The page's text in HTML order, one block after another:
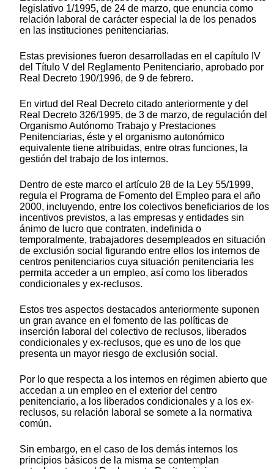
legislativo 1/1995, de 24 de marzo, que enuncia como
relación laboral de carácter especial la de los penados
en las instituciones penitenciarias.
Estas previsiones fueron desarrolladas en el capítulo IV
del Título V del Reglamento Penitenciario, aprobado por
Real Decreto 190/1996, de 9 de febrero.
En virtud del Real Decreto citado anteriormente y del
Real Decreto 326/1995, de 3 de marzo, de regulación del
Organismo Autónomo Trabajo y Prestaciones
Penitenciarias, éste y el organismo autonómico
equivalente tiene atribuidas, entre otras funciones, la
gestión del trabajo de los internos.
Dentro de este marco el artículo 28 de la Ley 55/1999,
regula el Programa de Fomento del Empleo para el año
2000, incluyendo, entre los colectivos beneficiarios de los
incentivos previstos, a las empresas y entidades sin
ánimo de lucro que contraten, indefinida o
temporalmente, trabajadores desempleados en situación
de exclusión social figurando entre ellos los internos de
centros penitenciarios cuya situación penitenciaria les
permita acceder a un empleo, así como los liberados
condicionales y ex-reclusos.
Estos tres aspectos destacados anteriormente suponen
un gran avance en el fomento de las políticas de
inserción laboral del colectivo de reclusos, liberados
condicionales y ex-reclusos, que es uno de los que
presenta un mayor riesgo de exclusión social.
Por lo que respecta a los internos en régimen abierto que
accedan a un empleo en el exterior del centro
penitenciario, a los liberados condicionales y a los ex-
reclusos, su relación laboral se somete a la normativa
común.
Sin embargo, en el caso de los demás internos los
principios básicos de la misma se contemplan